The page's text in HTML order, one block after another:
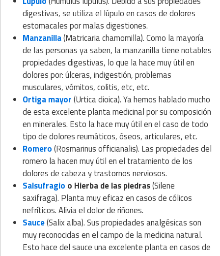
digestivas, se utiliza el lúpulo en casos de dolores
estomacales por malas digestiones.
Manzanilla(Matricaria chamomilla). Como la mayoría
de las personas ya saben, la manzanilla tiene notables
propiedades digestivas, lo que la hace muy útil en
dolores por: úlceras, indigestión, problemas
musculares, vómitos, colitis, etc, etc.
Ortiga mayor(Urtica dioica). Ya hemos hablado mucho
de esta excelente planta medicinal por su composición
en minerales. Esto la hace muy útil en el caso de todo
tipo de dolores reumáticos, óseos, articulares, etc.
Romero(Rosmarinus officianalis). Las propiedades del
romero la hacen muy útil en el tratamiento de los
dolores de cabeza y trastornos nerviosos.
Salsufragio o Hierba de las piedras(Silene
saxifraga). Planta muy eficaz en casos de cólicos
nefríticos. Alivia el dolor de riñones.
Sauce(Salix alba). Sus propiedades analgésicas son
muy reconocidas en el campo de la medicina natural.
Esto hace del sauce una excelente planta en casos de